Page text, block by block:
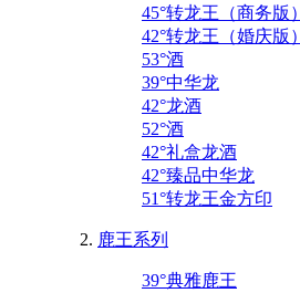
45°转龙王（商务版）
42°转龙王（婚庆版）
53°酒
39°中华龙
42°龙酒
52°酒
42°礼盒龙酒
42°臻品中华龙
51°转龙王金方印
鹿王系列
39°典雅鹿王